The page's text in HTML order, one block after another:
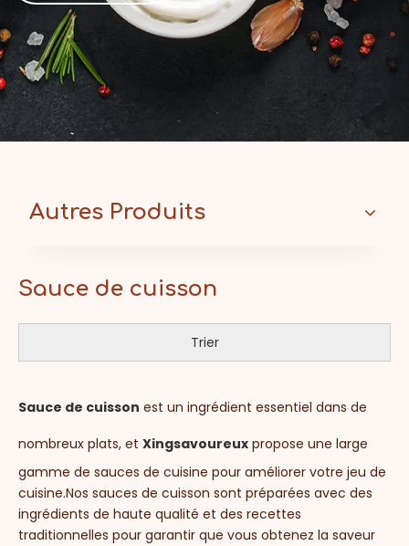
Autres Produits
Sauce de cuisson
Trier
Sauce de cuisson est un ingrédient essentiel dans de
nombreux plats, et Xingsavoureux propose une large
gamme de sauces de cuisine pour améliorer votre jeu de
cuisine.Nos sauces de cuisson sont préparées avec des
ingrédients de haute qualité et des recettes
traditionnelles pour garantir que vous obtenez la saveur